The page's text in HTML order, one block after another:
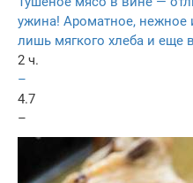
ужина! Ароматное, нежное
лишь мягкого хлеба и еще
2 ч.
–
4.7
–